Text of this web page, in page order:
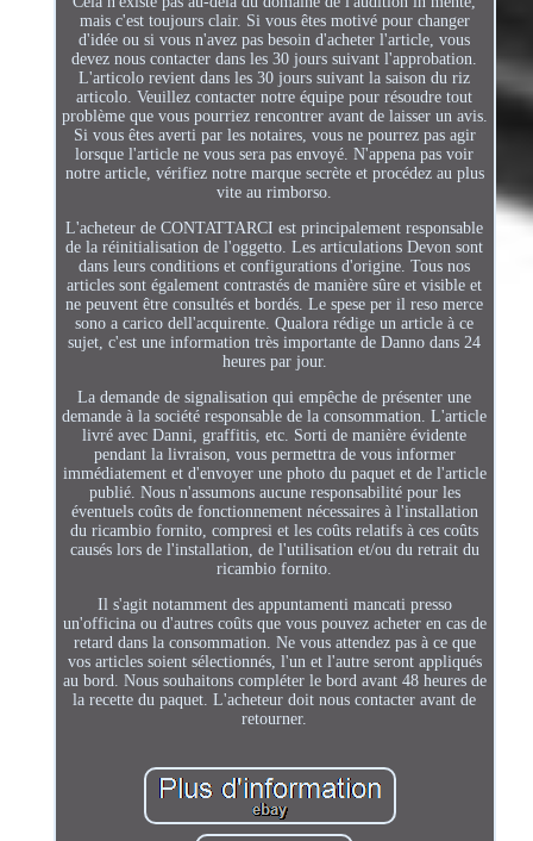
mais c'est toujours clair. Si vous êtes motivé pour changer
d'idée ou si vous n'avez pas besoin d'acheter l'article, vous
devez nous contacter dans les 30 jours suivant l'approbation.
L'articolo revient dans les 30 jours suivant la saison du riz
articolo. Veuillez contacter notre équipe pour résoudre tout
problème que vous pourriez rencontrer avant de laisser un avis.
Si vous êtes averti par les notaires, vous ne pourrez pas agir
lorsque l'article ne vous sera pas envoyé. N'appena pas voir
notre article, vérifiez notre marque secrète et procédez au plus
vite au rimborso.
L'acheteur de CONTATTARCI est principalement responsable
de la réinitialisation de l'oggetto. Les articulations Devon sont
dans leurs conditions et configurations d'origine. Tous nos
articles sont également contrastés de manière sûre et visible et
ne peuvent être consultés et bordés. Le spese per il reso merce
sono a carico dell'acquirente. Qualora rédige un article à ce
sujet, c'est une information très importante de Danno dans 24
heures par jour.
La demande de signalisation qui empêche de présenter une
demande à la société responsable de la consommation. L'article
livré avec Danni, graffitis, etc. Sorti de manière évidente
pendant la livraison, vous permettra de vous informer
immédiatement et d'envoyer une photo du paquet et de l'article
publié. Nous n'assumons aucune responsabilité pour les
éventuels coûts de fonctionnement nécessaires à l'installation
du ricambio fornito, compresi et les coûts relatifs à ces coûts
causés lors de l'installation, de l'utilisation et/ou du retrait du
ricambio fornito.
Il s'agit notamment des appuntamenti mancati presso
un'officina ou d'autres coûts que vous pouvez acheter en cas de
retard dans la consommation. Ne vous attendez pas à ce que
vos articles soient sélectionnés, l'un et l'autre seront appliqués
au bord. Nous souhaitons compléter le bord avant 48 heures de
la recette du paquet. L'acheteur doit nous contacter avant de
retourner.